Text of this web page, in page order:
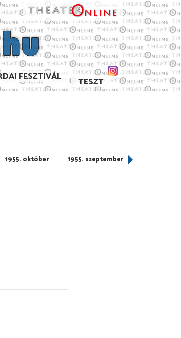
FESZTIVÁL TESZT
1955. október 1955. szeptember 1955. augusztus